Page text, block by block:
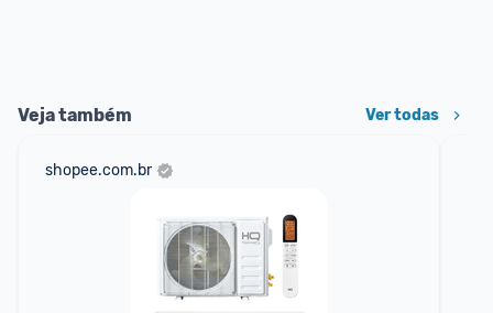
Veja também Ver todas
shopee.com.br